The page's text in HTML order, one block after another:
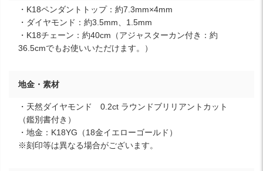
・K18ペンダントトップ：約7.3mm×4mm
・ダイヤモンド：約3.5mm、1.5mm
・K18チェーン：約40cm（アジャスターカン付き：約
36.5cmでもお使いいただけます。）
地金・素材
・天然ダイヤモンド 0.2ct ラウンドブリリアントカット
（鑑別書付き）
・地金：K18YG（18金イエローゴールド）
※刻印等は異なる場合がございます。